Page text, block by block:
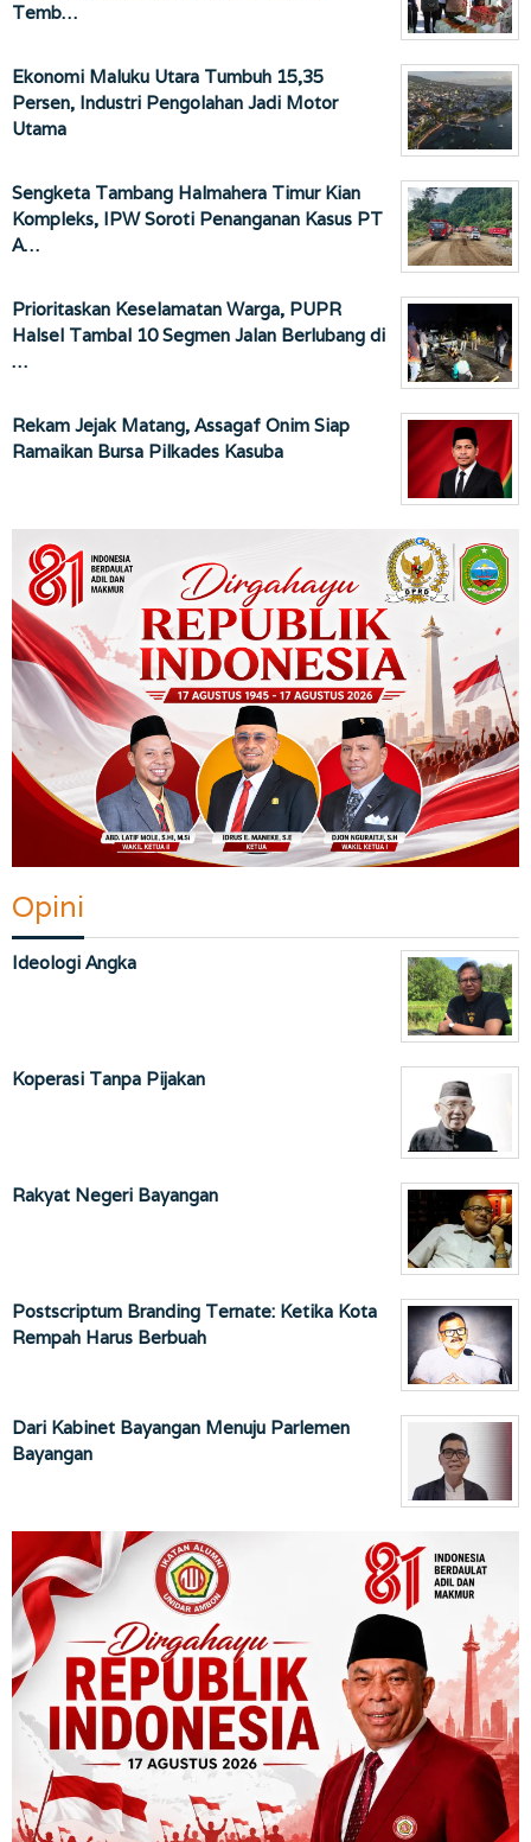
Temb…
Ekonomi Maluku Utara Tumbuh 15,35
Persen, Industri Pengolahan Jadi Motor
Utama
Sengketa Tambang Halmahera Timur Kian
Kompleks, IPW Soroti Penanganan Kasus PT
A…
Prioritaskan Keselamatan Warga, PUPR
Halsel Tambal 10 Segmen Jalan Berlubang di
…
Rekam Jejak Matang, Assagaf Onim Siap
Ramaikan Bursa Pilkades Kasuba
Opini
Ideologi Angka
Koperasi Tanpa Pijakan
Rakyat Negeri Bayangan
Postscriptum Branding Ternate: Ketika Kota
Rempah Harus Berbuah
Dari Kabinet Bayangan Menuju Parlemen
Bayangan